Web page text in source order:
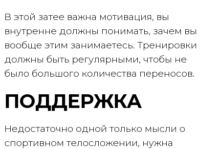
В этой затее важна мотивация, вы
внутренне должны понимать, зачем вы
вообще этим занимаетесь. Тренировки
должны быть регулярными, чтобы не
было большого количества переносов.
ПОДДЕРЖКА
Недостаточно одной только мысли о
спортивном телосложении, нужна